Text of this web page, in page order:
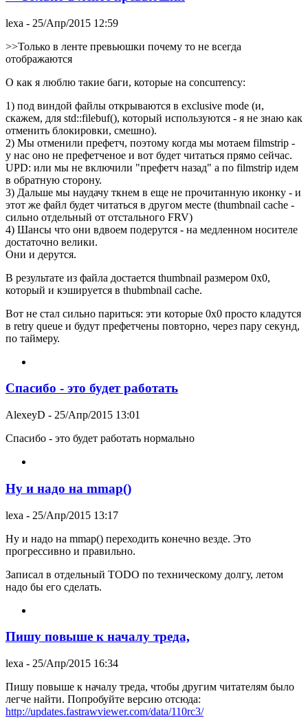
lexa - 25/Апр/2015 12:59
>>Только в ленте превьюшки почему то не всегда
отображаются
О как я люблю такие баги, которые на concurrency:
1) под виндой файлы открываются в exclusive mode (и,
скажем, для std::filebuf(), который используются - я не знаю как
отменить блокировки, смешно).
2) Мы отменили префетч, поэтому когда мы мотаем filmstrip -
у нас оно не префетченое и вот будет читаться прямо сейчас.
UPD: или мы не включили "префетч назад" а по filmstrip идем
в обратную сторону.
3) Дальше мы наудачу ткнем в еще не прочитанную иконку - и
этот же файл будет читаться в другом месте (thumbnail cache -
сильно отдельный от отстального FRV)
4) Шансы что они вдвоем подерутся - на медленном носителе
достаточно велики.
Они и дерутся.
В результате из файла достается thumbnail размером 0x0,
который и кэшируется в thubmbnail cache.
Вот не стал сильно париться: эти которые 0x0 просто кладутся
в retry queue и будут префетчены повторно, через пару секунд,
по таймеру.
Спасибо - это будет работать
AlexeyD - 25/Апр/2015 13:01
Спасибо - это будет работать нормально
Ну и надо на mmap()
lexa - 25/Апр/2015 13:17
Ну и надо на mmap() переходить конечно везде. Это
прогрессивно и правильно.
Записал в отдельный TODO по техническому долгу, летом
надо бы его сделать.
Пишу повыше к началу треда,
lexa - 25/Апр/2015 16:34
Пишу повыше к началу треда, чтобы другим читателям было
легче найти. Попробуйте версию отсюда:
http://updates.fastrawviewer.com/data/110rc3/